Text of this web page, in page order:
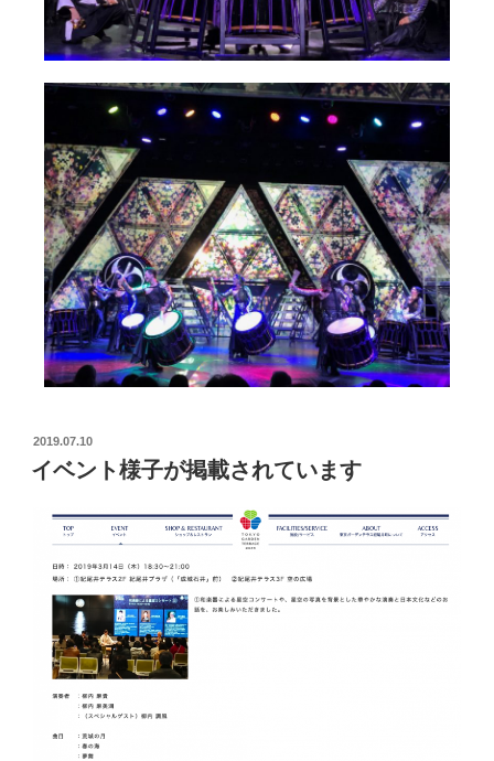
2019.07.10
イベント様子が掲載されています